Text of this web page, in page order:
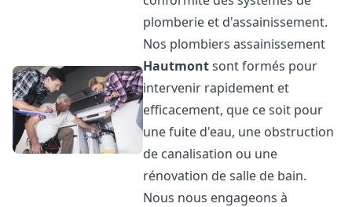
plomberie et d'assainissement.
Nos plombiers assainissement
Hautmontsont formés pour
intervenir rapidement et
efficacement, que ce soit pour
une fuite d'eau, une obstruction
de canalisation ou une
rénovation de salle de bain.
Nous nous engageons à